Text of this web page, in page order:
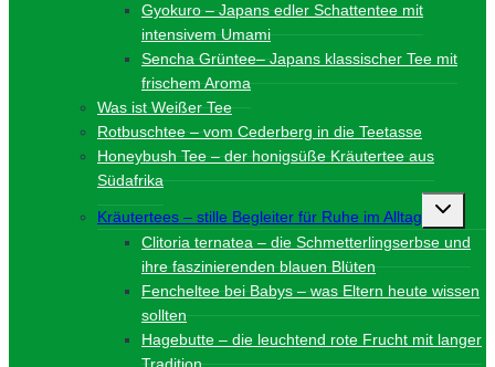
Gyokuro – Japans edler Schattentee mit
intensivem Umami
Sencha Grüntee– Japans klassischer Tee mit
frischem Aroma
Was ist Weißer Tee
Rotbuschtee – vom Cederberg in die Teetasse
Honeybush Tee – der honigsüße Kräutertee aus
Südafrika
Kräutertees – stille Begleiter für Ruhe im Alltag
Clitoria ternatea – die Schmetterlingserbse und
ihre faszinierenden blauen Blüten
Fencheltee bei Babys – was Eltern heute wissen
sollten
Hagebutte – die leuchtend rote Frucht mit langer